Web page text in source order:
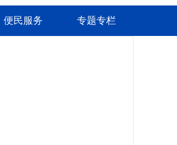
便民服务 专题专栏